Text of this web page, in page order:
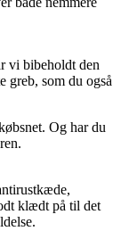
vi bibeholdt den
greb, som du også
Og har du
klædt på til det